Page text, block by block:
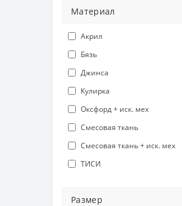
Материал
Акрил
Бязь
Джинса
Кулирка
Оксфорд + иск. мех
Смесовая ткань
Смесовая ткань + иск. мех
ТИСИ
Размер